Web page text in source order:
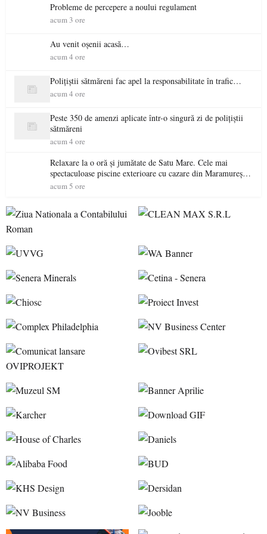
Probleme de percepere a noului regulament
acum 3 ore
Au venit oșenii acasă…
acum 4 ore
Polițiștii sătmăreni fac apel la responsabilitate în trafic…
acum 4 ore
Peste 350 de amenzi aplicate într-o singură zi de polițiștii
sătmăreni
acum 4 ore
Relaxare la o oră și jumătate de Satu Mare. Cele mai
spectaculoase piscine exterioare cu cazare din Maramureș,
ideale pentru o escapadă de vară
acum 5 ore